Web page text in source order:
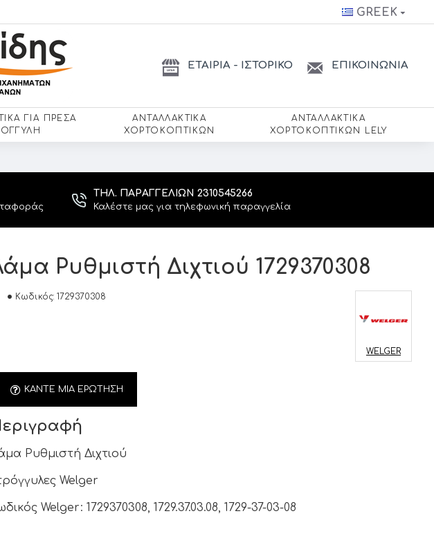
GREEK
ΕΤΑΙΡΙΑ - ΙΣΤΟΡΙΚΟ ΕΠΙΚΟΙΝΩΝΙΑ
ΓΙΑ ΠΡΈΣΑ
ΑΝΤΑΛΛΑΚΤΙΚΆ
ΧΟΡΤΟΚΟΠΤΙΚΏΝ
ΑΝΤΑΛΛΑΚΤΙΚΆ
ΧΟΡΤΟΚΟΠΤΙΚΏΝ LELY
ΤΗΛ. ΠΑΡΑΓΓΕΛΙΏΝ 2310545266
Καλέστε μας για τηλεφωνική παραγγελία
Ρυθμιστή Διχτιού 1729370308
Κωδικός: 1729370308
WELGER
ΚΆΝΤΕ ΜΙΑ ΕΡΏΤΗΣΗ
Ρυθμιστή Διχτιού
Welger
Welger: 1729370308, 1729.37.03.08, 1729-37-03-08